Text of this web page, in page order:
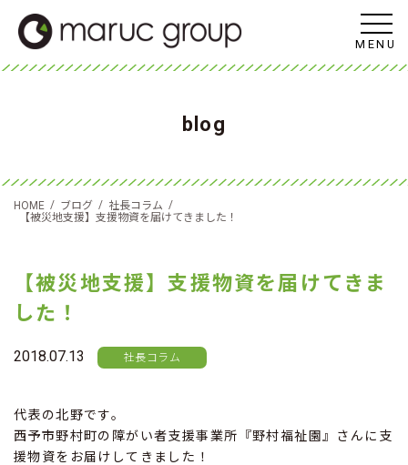
MENU
blog
HOME / ブログ / 社長コラム /
【被災地支援】支援物資を届けてきました！
【被災地支援】支援物資を届けてきま
した！
2018.07.13 社長コラム
代表の北野です。
西予市野村町の障がい者支援事業所『野村福祉園』さんに支
援物資をお届けしてきました！